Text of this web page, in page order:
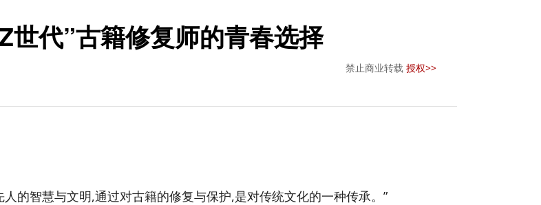
世代”古籍修复师的青春选择
禁止商业转载 授权>>
的智慧与文明,通过对古籍的修复与保护,是对传统文化的一种传承。”